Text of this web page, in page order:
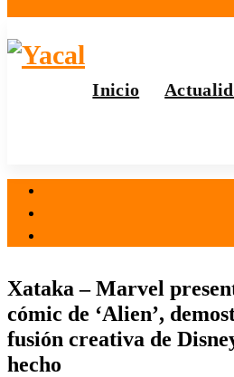
Inicio
Xataka – Marvel
cómic de ‘Alien’,
fusión creativa de
hecho